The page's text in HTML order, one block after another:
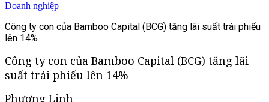
Doanh nghiệp
Công ty con của Bamboo Capital (BCG) tăng lãi suất trái phiếu
lên 14%
Công ty con của Bamboo Capital (BCG) tăng lãi
suất trái phiếu lên 14%
Phương Linh